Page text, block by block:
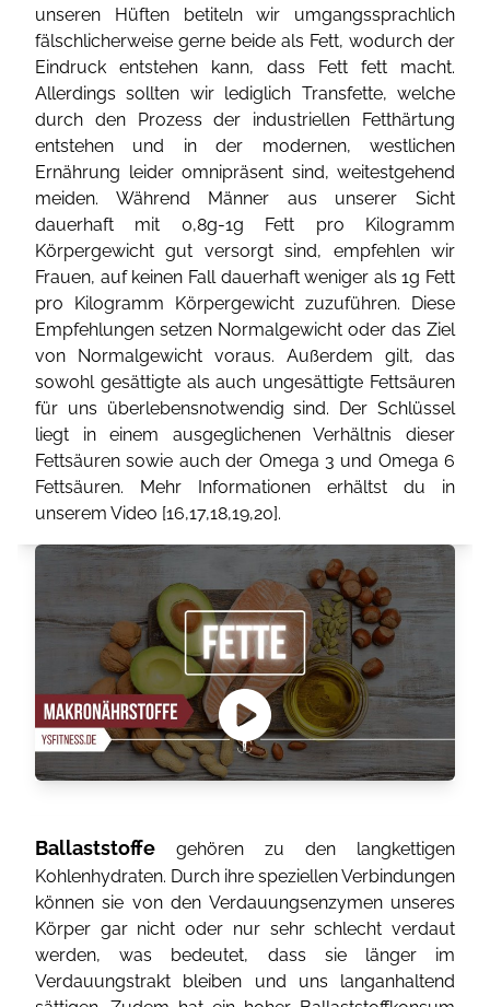
unseren Hüften betiteln wir umgangssprachlich
fälschlicherweise gerne beide als Fett, wodurch der
Eindruck entstehen kann, dass Fett fett macht.
Allerdings sollten wir lediglich Transfette, welche
durch den Prozess der industriellen Fetthärtung
entstehen und in der modernen, westlichen
Ernährung leider omnipräsent sind, weitestgehend
meiden. Während Männer aus unserer Sicht
dauerhaft mit 0,8g-1g Fett pro Kilogramm
Körpergewicht gut versorgt sind, empfehlen wir
Frauen, auf keinen Fall dauerhaft weniger als 1g Fett
pro Kilogramm Körpergewicht zuzuführen. Diese
Empfehlungen setzen Normalgewicht oder das Ziel
von Normalgewicht voraus. Außerdem gilt, das
sowohl gesättigte als auch ungesättigte Fettsäuren
für uns überlebensnotwendig sind. Der Schlüssel
liegt in einem ausgeglichenen Verhältnis dieser
Fettsäuren sowie auch der Omega 3 und Omega 6
Fettsäuren. Mehr Informationen erhältst du in
unserem Video [16,17,18,19,20].
Ballaststoffe gehören zu den langkettigen
Kohlenhydraten. Durch ihre speziellen Verbindungen
können sie von den Verdauungsenzymen unseres
Körper gar nicht oder nur sehr schlecht verdaut
werden, was bedeutet, dass sie länger im
Verdauungstrakt bleiben und uns langanhaltend